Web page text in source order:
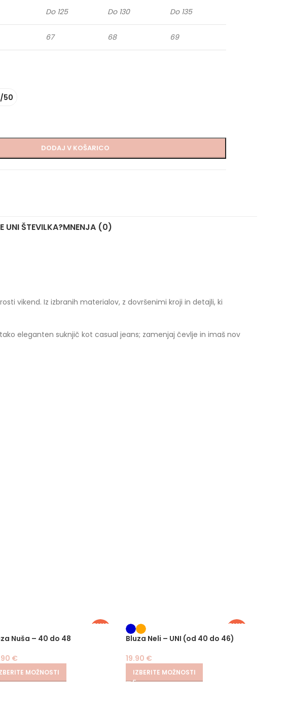
Do 125 Do 130 Do 135
67 68 69
50
DODAJ V KOŠARICO
UNI ŠTEVILKA?MNENJA (0)
vikend. Iz izbranih materialov, z dovršenimi kroji in detajli, ki
eleganten suknjič kot casual jeans; zamenjaj čevlje in imaš nov
PLUS
Nuša – 40 do 48
€
MOŽNOSTI
PLUS
SIZE
Bluza Neli – UNI (od 40 do 46)
19.90 €
IZBERITE MOŽNOSTI